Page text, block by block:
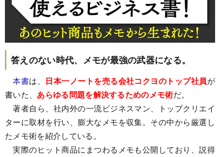
答えのない時代、メモが最強の武器になる。
本書は、 日本一ノートを売る会社コクヨのトップ社員が
書いた、 あらゆる問題を解決するためのメモ術だ。
著者自ら、社内外の一流ビジネスマン、トップクリエイ
ターに取材を行い、膨大なメモを収集。その中から厳選し
たメモ術を紹介している。
実際のヒット商品にまつわるメモも公開しており、説得